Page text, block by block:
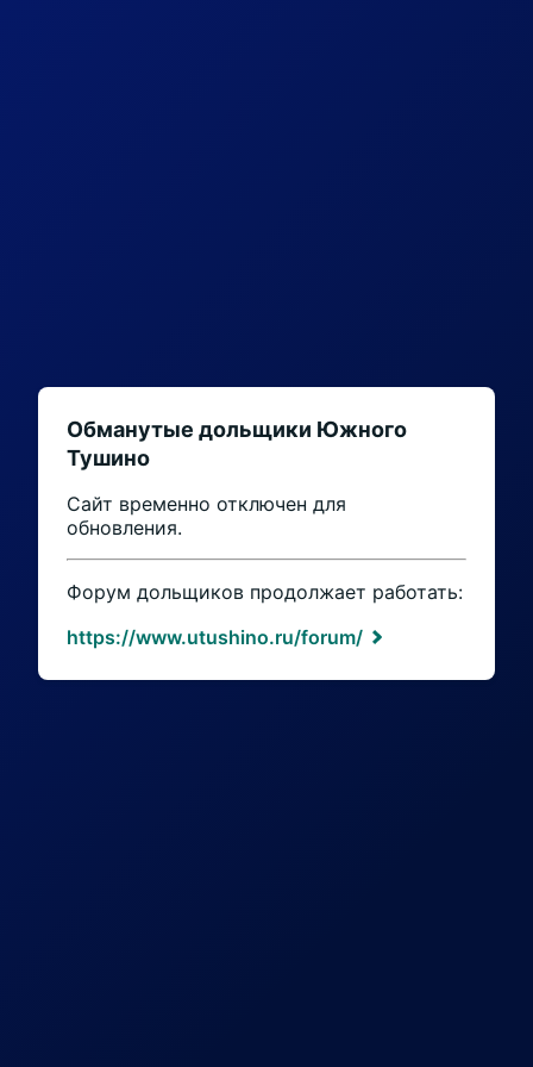
Обманутые дольщики Южного
Тушино
Сайт временно отключен для
обновления.
Форум дольщиков продолжает работать:
https://www.utushino.ru/forum/